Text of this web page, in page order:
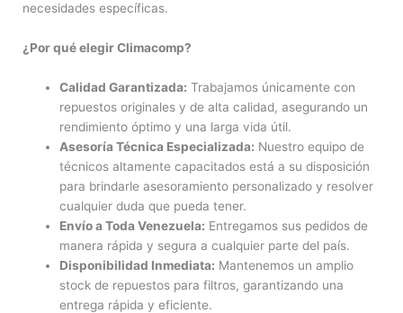
necesidades específicas.
¿Por qué elegir Climacomp?
Calidad Garantizada: Trabajamos únicamente con
repuestos originales y de alta calidad, asegurando un
rendimiento óptimo y una larga vida útil.
Asesoría Técnica Especializada: Nuestro equipo de
técnicos altamente capacitados está a su disposición
para brindarle asesoramiento personalizado y resolver
cualquier duda que pueda tener.
Envío a Toda Venezuela: Entregamos sus pedidos de
manera rápida y segura a cualquier parte del país.
Disponibilidad Inmediata: Mantenemos un amplio
stock de repuestos para filtros, garantizando una
entrega rápida y eficiente.